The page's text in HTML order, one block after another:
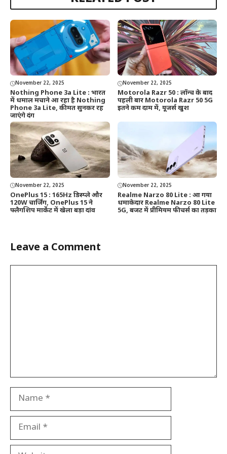
November 22, 2025
Nothing Phone 3a Lite : भारत
में धमाल मचाने आ रहा है Nothing
Phone 3a Lite, कीमत सुनकर रह
जाएंगे दंग
November 22, 2025
Motorola Razr 50 : लॉन्च के बाद
पहली बार Motorola Razr 50 5G
इतने कम दाम में, यूजर्स खुश
November 22, 2025
OnePlus 15 : 165Hz डिस्प्ले और
120W चार्जिंग, OnePlus 15 ने
फ्लैगशिप मार्केट में खेला बड़ा दांव
November 22, 2025
Realme Narzo 80 Lite : आ गया
धमाकेदार Realme Narzo 80 Lite
5G, बजट में प्रीमियम फीचर्स का तड़का
Leave a Comment
Name
Email
Website